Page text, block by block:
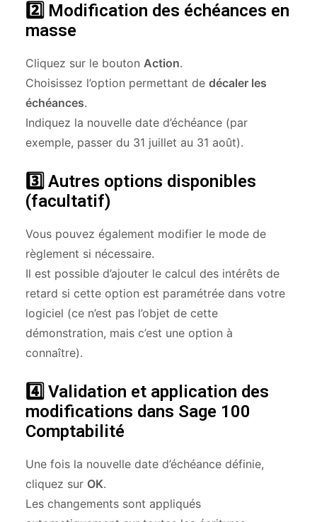
2️⃣ Modification des échéances en
masse
Cliquez sur le bouton Action.
Choisissez l’option permettant de décaler les
échéances.
Indiquez la nouvelle date d’échéance (par
exemple, passer du 31 juillet au 31 août).
3️⃣ Autres options disponibles
(facultatif)
Vous pouvez également modifier le mode de
règlement si nécessaire.
Il est possible d’ajouter le calcul des intérêts de
retard si cette option est paramétrée dans votre
logiciel (ce n’est pas l’objet de cette
démonstration, mais c’est une option à
connaître).
4️⃣ Validation et application des
modifications dans Sage 100
Comptabilité
Une fois la nouvelle date d’échéance définie,
cliquez sur OK.
Les changements sont appliqués